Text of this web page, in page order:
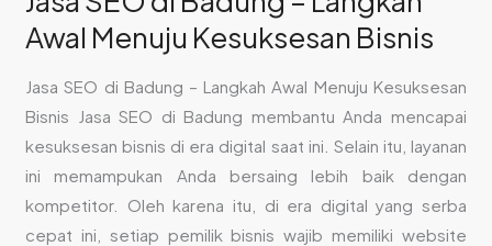
Awal Menuju Kesuksesan Bisnis
Jasa SEO di Badung – Langkah Awal Menuju Kesuksesan
Bisnis Jasa SEO di Badung membantu Anda mencapai
kesuksesan bisnis di era digital saat ini. Selain itu, layanan
ini memampukan Anda bersaing lebih baik dengan
kompetitor. Oleh karena itu, di era digital yang serba
cepat ini, setiap pemilik bisnis wajib memiliki website
Awal
Kesuksesan
Bisnis